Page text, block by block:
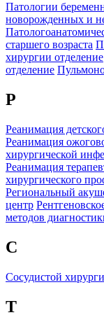
Патологии
новорожденных и
старшего возраста
хирургии отделение
отделение
Р
Реанимация
Реанимация
хирургической
Реанимация
хирургического
Региональный
центр
методов
С
Сосудистой
Т